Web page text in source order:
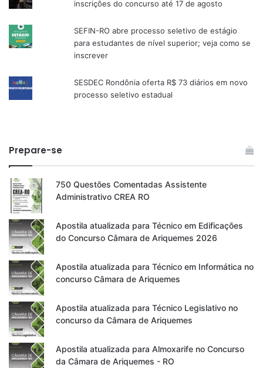
inscrições do concurso até 17 de agosto
SEFIN-RO abre processo seletivo de estágio
para estudantes de nível superior; veja como se
inscrever
SESDEC Rondônia oferta R$ 73 diários em novo
processo seletivo estadual
Prepare-se
750 Questões Comentadas Assistente
Administrativo CREA RO
Apostila atualizada para Técnico em Edificações
do Concurso Câmara de Ariquemes 2026
Apostila atualizada para Técnico em Informática no
concurso Câmara de Ariquemes
Apostila atualizada para Técnico Legislativo no
concurso da Câmara de Ariquemes
Apostila atualizada para Almoxarife no Concurso
da Câmara de Ariquemes - RO